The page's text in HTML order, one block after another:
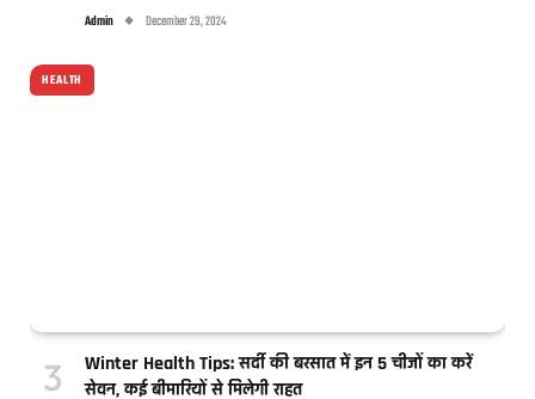
Admin December 29, 2024
HEALTH
Winter Health Tips: सर्दी की बरसात में इन 5 चीजों का करें
सेवन, कई बीमारियों से मिलेगी राहत